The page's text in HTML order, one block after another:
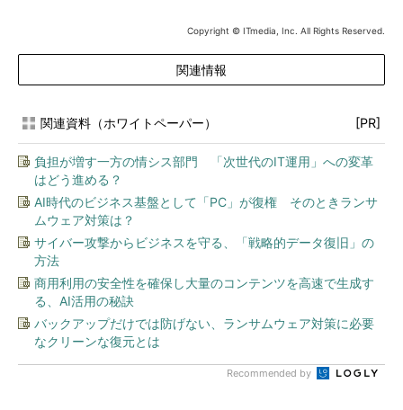
Copyright © ITmedia, Inc. All Rights Reserved.
関連情報
関連資料（ホワイトペーパー） [PR]
負担が増す一方の情シス部門 「次世代のIT運用」への変革
はどう進める？
AI時代のビジネス基盤として「PC」が復権 そのときランサ
ムウェア対策は？
サイバー攻撃からビジネスを守る、「戦略的データ復旧」の
方法
商用利用の安全性を確保し大量のコンテンツを高速で生成す
る、AI活用の秘訣
バックアップだけでは防げない、ランサムウェア対策に必要
なクリーンな復元とは
Recommended by